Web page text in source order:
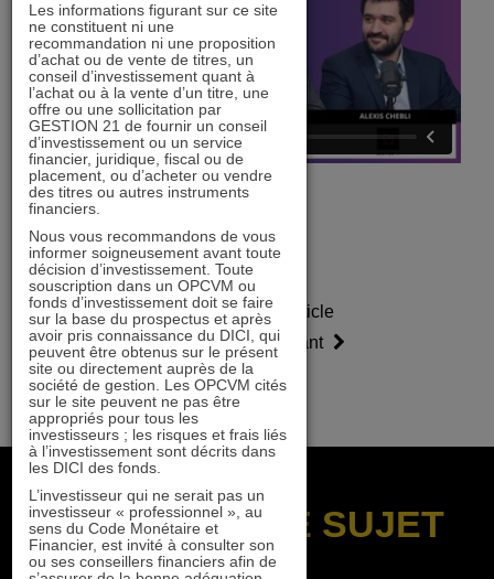
Article
précédent
Article
suivant
SUR LE MÊME SUJET
Les informations figurant sur ce site
ne constituent ni une
recommandation ni une proposition
d’achat ou de vente de titres, un
conseil d’investissement quant à
l’achat ou à la vente d’un titre, une
offre ou une sollicitation par
GESTION 21 de fournir un conseil
d’investissement ou un service
financier, juridique, fiscal ou de
placement, ou d’acheter ou vendre
des titres ou autres instruments
financiers.
Nous vous recommandons de vous
informer soigneusement avant toute
décision d’investissement. Toute
souscription dans un OPCVM ou
fonds d’investissement doit se faire
sur la base du prospectus et après
avoir pris connaissance du DICI, qui
peuvent être obtenus sur le présent
site ou directement auprès de la
société de gestion. Les OPCVM cités
sur le site peuvent ne pas être
appropriés pour tous les
investisseurs ; les risques et frais liés
à l’investissement sont décrits dans
les DICI des fonds.
L’investisseur qui ne serait pas un
investisseur « professionnel », au
sens du Code Monétaire et
Financier, est invité à consulter son
ou ses conseillers financiers afin de